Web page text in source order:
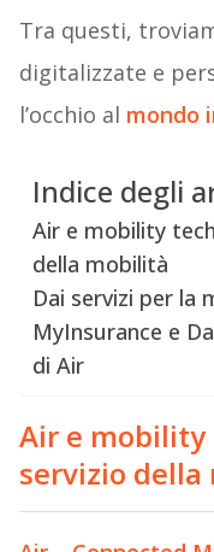
Tra questi,
digitalizzate e
l’occhio al mondo
Indice degli
Air e mobility
della mobilità
Dai servizi per la
MyInsurance e
di Air
Air e mobility
servizio